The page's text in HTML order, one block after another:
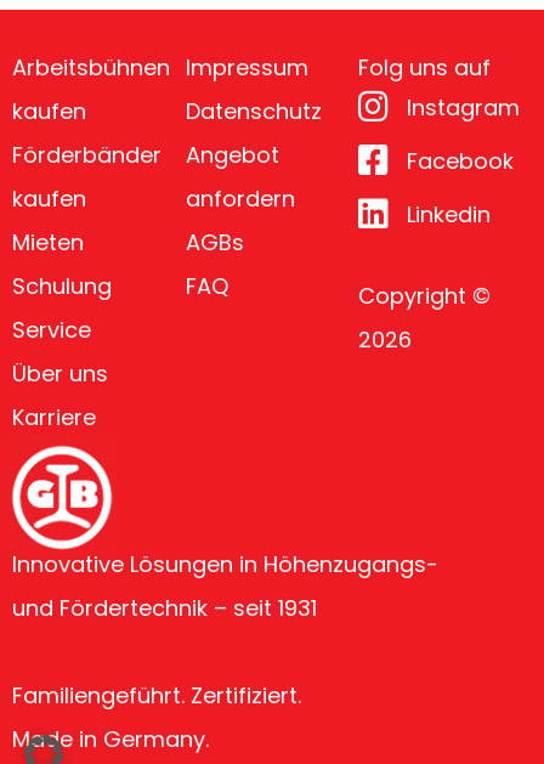
Innovative Lösungen in Höhenzugangs-
und Fördertechnik – seit 1931
Familiengeführt. Zertifiziert.
Made in Germany.
Arbeitsbühnen
kaufen
Förderbänder
kaufen
Mieten
Schulung
Service
Über uns
Karriere
Impressum
Datenschutz
Angebot
anfordern
AGBs
FAQ
Folg uns auf
Instagram
Facebook
Linkedin
Copyright ©
2026